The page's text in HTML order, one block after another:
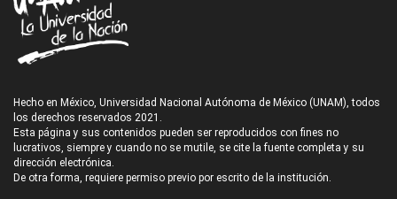
Hecho en México, Universidad Nacional Autónoma de México (UNAM), todos
los derechos reservados 2021.
Esta página y sus contenidos pueden ser reproducidos con fines no
lucrativos, siempre y cuando no se mutile, se cite la fuente completa y su
dirección electrónica.
De otra forma, requiere permiso previo por escrito de la institución.